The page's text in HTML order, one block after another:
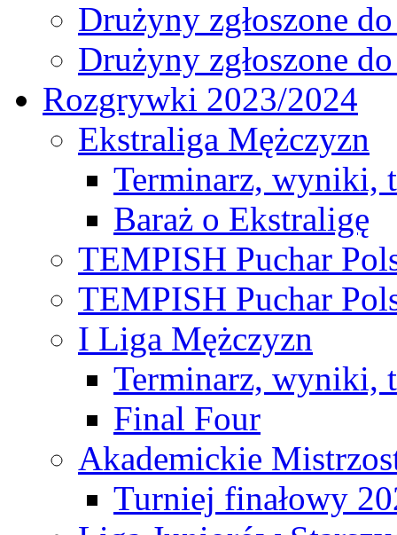
Drużyny zgłoszone
Drużyny zgłoszone
Rozgrywki 2023/2024
Ekstraliga Mężczyzn
Terminarz, wyniki,
Baraż o Ekstraligę
TEMPISH Puchar
TEMPISH Puchar
I Liga Mężczyzn
Terminarz, wyniki,
Final Four
Akademickie
Turniej finałowy